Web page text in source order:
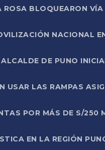
BLOQUEARON
NACIONAL
DE PUNO
USAR LAS RAMPAS
POR MÁS DE S/250
EN LA REGIÓN